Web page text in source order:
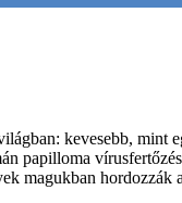
kevesebb, mint
papilloma
magukban hordozzák